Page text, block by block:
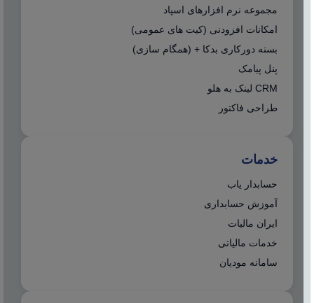
مجموعه نرم افزارهای اسپاد
امکانات افزودنی (کیت های عمومی)
بسته دورکاری بدکا + (همگام سازی)
پنل پیامک
CRM لینک به هلو
طراحی فاکتور
خدمات
حسابدار یاب
آموزش حسابداری
ایران مالیات
خدمات مالیاتی
سامانه مودیان